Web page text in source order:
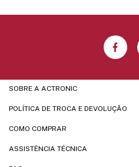
SOBRE A ACTRONIC
POLÍTICA DE TROCA E DEVOLUÇÃO
COMO COMPRAR
ASSISTÊNCIA TÉCNICA